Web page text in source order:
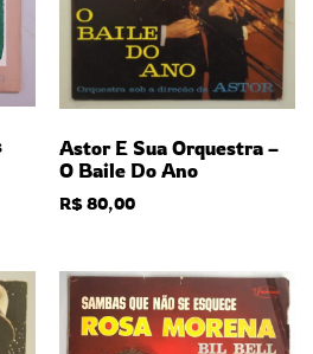
Astor E Sua Orquestra –
O Baile Do Ano
R$80,00